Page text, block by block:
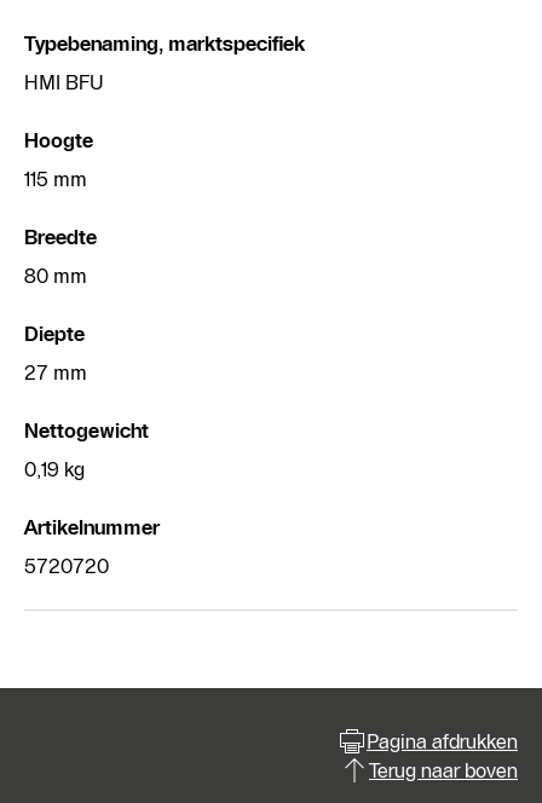
Typebenaming, marktspecifiek
HMI BFU
Hoogte
115 mm
Breedte
80 mm
Diepte
27 mm
Nettogewicht
0,19 kg
Artikelnummer
5720720
Pagina afdrukken
Terug naar boven